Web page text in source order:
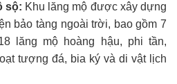
sộ: Khu lăng mộ được xây dựng
bảo tàng ngoài trời, bao gồm 7
lăng mộ hoàng hậu, phi tần,
tượng đá, bia ký và di vật lịch